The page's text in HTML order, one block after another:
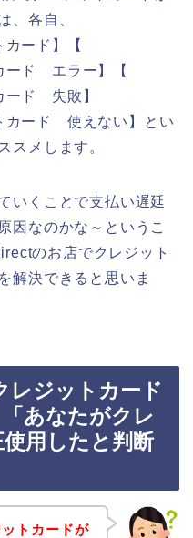
、各自、
ード】【
ード エラー】【
ード 失敗】
カード 使えない】とい
スメします。
いくことで支払い遅延
因なのかな～というこ
のお店でクレジット
解決できると思いま
ジットカード
あなたがクレ
用したと判断
トカードが